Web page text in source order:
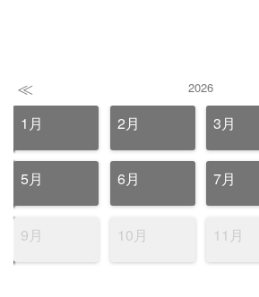
≪ 2026
1月 2月 3月
5月 6月 7月
9月 10月 11月